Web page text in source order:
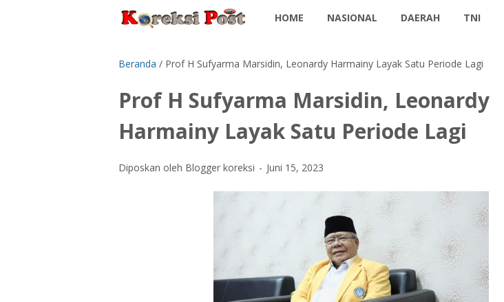
HOME NASIONAL DAERAH TNI
Beranda / Prof H Sufyarma Marsidin, Leonardy Harmainy Layak Satu Periode Lagi
Prof H Sufyarma Marsidin, Leonardy
Harmainy Layak Satu Periode Lagi
Diposkan oleh Blogger koreksi Juni 15, 2023